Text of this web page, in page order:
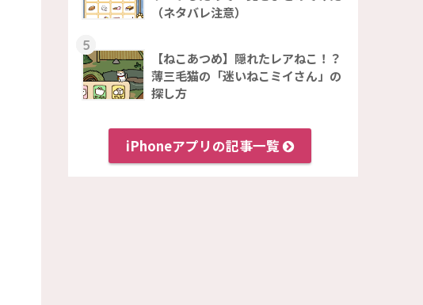
（ネタバレ注意）
5
【ねこあつめ】隠れたレアねこ！？
薄三毛猫の「迷いねこミイさん」の
探し方
iPhoneアプリの記事一覧